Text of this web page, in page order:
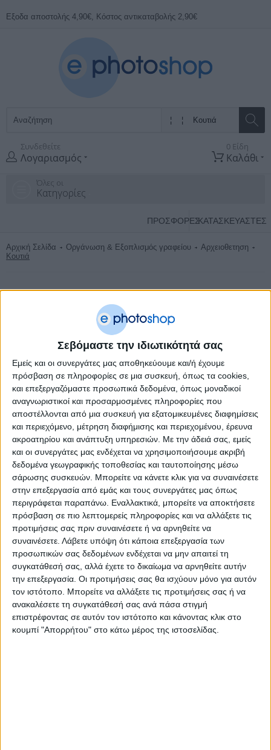
Σεβόμαστε την ιδιωτικότητά σας
Εμείς και οι συνεργάτες μας αποθηκεύουμε και/ή έχουμε
πρόσβαση σε πληροφορίες σε μια συσκευή, όπως τα cookies,
και επεξεργαζόμαστε προσωπικά δεδομένα, όπως μοναδικοί
αναγνωριστικοί και προσαρμοσμένες πληροφορίες που
αποστέλλονται από μια συσκευή για εξατομικευμένες διαφημίσεις
και περιεχόμενο, μέτρηση διαφήμισης και περιεχομένου, έρευνα
ακροατηρίου και ανάπτυξη υπηρεσιών. Με την άδειά σας, εμείς
και οι συνεργάτες μας ενδέχεται να χρησιμοποιήσουμε ακριβή
δεδομένα γεωγραφικής τοποθεσίας και ταυτοποίησης μέσω
σάρωσης συσκευών. Μπορείτε να κάνετε κλικ για να συναινέσετε
στην επεξεργασία από εμάς και τους συνεργάτες μας όπως
περιγράφεται παραπάνω. Εναλλακτικά, μπορείτε να αποκτήσετε
πρόσβαση σε πιο λεπτομερείς πληροφορίες και να αλλάξετε τις
προτιμήσεις σας πριν συναινέσετε ή να αρνηθείτε να
συναινέσετε. Λάβετε υπόψη ότι κάποια επεξεργασία των
προσωπικών σας δεδομένων ενδέχεται να μην απαιτεί τη
συγκατάθεσή σας, αλλά έχετε το δικαίωμα να αρνηθείτε αυτήν
την επεξεργασία. Οι προτιμήσεις σας θα ισχύουν μόνο για αυτόν
τον ιστότοπο. Μπορείτε να αλλάξετε τις προτιμήσεις σας ή να
ανακαλέσετε τη συγκατάθεσή σας ανά πάσα στιγμή
επιστρέφοντας σε αυτόν τον ιστότοπο και κάνοντας κλικ στο
κουμπί "Απορρήτου" στο κάτω μέρος της ιστοσελίδας.
Εξοδα αποστολής 4,90€, Κόστος αντικαταβολής 2,90€
Συνδεθείτε
Λογαριασμός
0 Είδη
Καλάθι
Όλες οι
Κατηγορίες
ΠΡΟΣΦΟΡΕΣΚΑΤΑΣΚΕΥΑΣΤΈΣ
Αρχική Σελίδα Οργάνωση & Εξοπλισμός γραφείου
Αρχειοθετηση
Κουτιά
ΥΠΟΚΑΤΗΓΟΡΊΕΣ
Άμεση παραλαβή / Παράδοση 1 έως 3 ημέρες
4-7 ημέρες
7-10 ημέρες
Κατόπιν Παραγγελίας
€ – €
€1
ΚΑΤΑΣΚΕΥΑΣΤΉΣ
NEXT
Comix
ΕΠΑΝΑΦΟΡΆ
Κουτιά Αρχειοθέτησης